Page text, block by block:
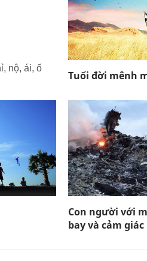
nộ, ái, ố
Tuổi đời mênh
Con người với
bay và cảm